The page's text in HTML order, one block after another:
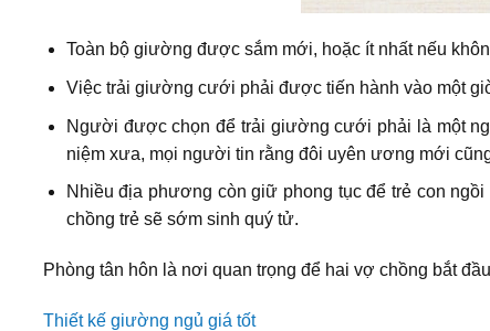
Toàn bộ giường được sắm mới, hoặc ít nhất nếu
Việc trải giường cưới phải được tiến hành vào một
Người được chọn để trải giường cưới phải là một
niệm xưa, mọi người tin rằng đôi uyên ương mới
Nhiều địa phương còn giữ phong tục để trẻ con
chồng trẻ sẽ sớm sinh quý tử.
Phòng tân hôn là nơi quan trọng để hai vợ chồng bắt
Thiết kế giường ngủ giá tốt